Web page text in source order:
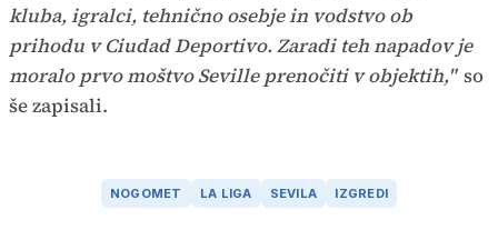
kluba, igralci, tehnično osebje in vodstvo ob
prihodu v Ciudad Deportivo. Zaradi teh napadov je
moralo prvo moštvo Seville prenočiti v objektih," so
še zapisali.
NOGOMET LA LIGA SEVILA IZGREDI